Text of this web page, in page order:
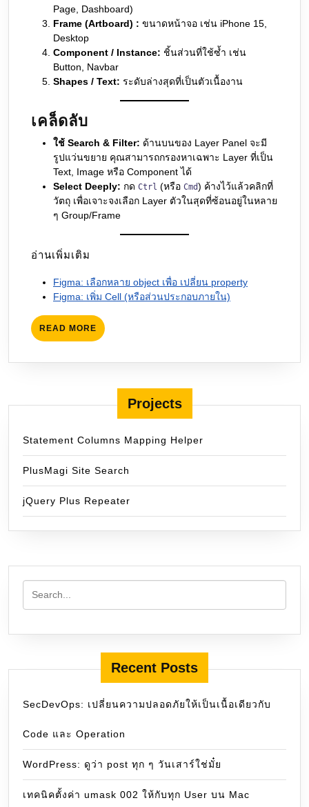
Page, Dashboard)
Frame (Artboard) : ขนาดหน้าจอ เช่น iPhone 15,
Desktop
Component / Instance: ชิ้นส่วนที่ใช้ซ้ำ เช่น
Button, Navbar
Shapes / Text: ระดับล่างสุดที่เป็นตัวเนื้องาน
เคล็ดลับ
ใช้ Search & Filter: ด้านบนของ Layer Panel จะมี
รูปแว่นขยาย คุณสามารถกรองหาเฉพาะ Layer ที่เป็น
Text, Image หรือ Component ได้
Select Deeply: กด Ctrl (หรือ Cmd) ค้างไว้แล้วคลิกที่
วัตถุ เพื่อเจาะจงเลือก Layer ตัวในสุดที่ซ้อนอยู่ในหลาย
ๆ Group/Frame
อ่านเพิ่มเติม
Figma: เลือกหลาย object เพื่อ เปลี่ยน property
Figma: เพิ่ม Cell (หรือส่วนประกอบภายใน)
READ MORE READ
MORE
Projects
Statement Columns Mapping Helper
PlusMagi Site Search
jQuery Plus Repeater
Recent Posts
SecDevOps: เปลี่ยนความปลอดภัยให้เป็นเนื้อเดียวกับ
Code และ Operation
WordPress: ดูว่า post ทุก ๆ วันเสาร์ใช่มั๋ย
เทคนิคตั้งค่า umask 002 ให้กับทุก User บน Mac